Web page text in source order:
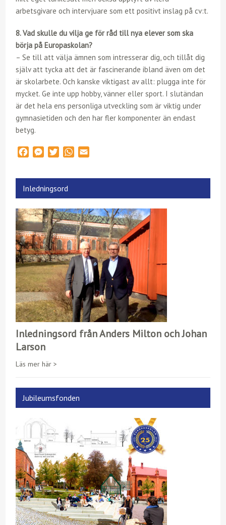
arbetsgivare och intervjuare som ett positivt inslag på cv:t.
8. Vad skulle du vilja ge för råd till nya elever som ska
börja på Europaskolan?
– Se till att välja ämnen som intresserar dig, och tillåt dig
själv att tycka att det är fascinerande ibland även om det
är skolarbete. Och kanske viktigast av allt: plugga inte för
mycket. Ge inte upp hobby, vänner eller sport. I slutändan
är det hela ens personliga utveckling som är viktig under
gymnasietiden och den har fler komponenter än endast
betyg.
e
b
o
o
k
M
s
e
n
g
e
r
t
t
e
r
W
s
A
p
p
l
Inledningsord
Inledningsord från Anders Milton och Johan
Larson
Läs mer här >
Jubileumsfonden